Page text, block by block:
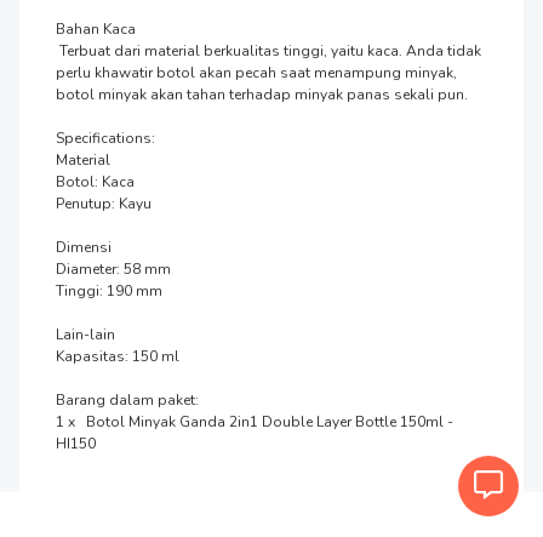
Bahan Kaca
perlu khawatir botol akan pecah saat menampung minyak,
botol minyak akan tahan terhadap minyak panas sekali pun.
Specifications:
Material
Botol: Kaca
Penutup: Kayu
Dimensi
Diameter: 58 mm
Tinggi: 190 mm
Lain-lain
Kapasitas: 150 ml
Barang dalam paket:
1 x   Botol Minyak Ganda 2in1 Double Layer Bottle 150ml -
HI150